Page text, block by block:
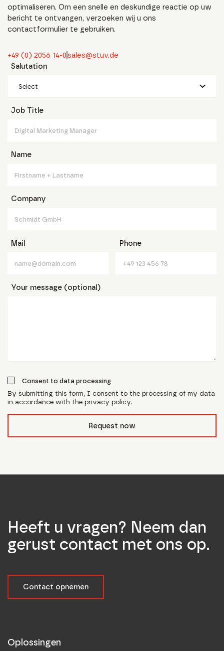
optimaliseren. Om een snelle en deskundige reactie op uw
bericht te ontvangen, verzoeken wij u ons
contactformulier te gebruiken.
+49 (0) 2056 14-0sales@stuv.de
Salutation
Select
Job Title
Name
Company
Mail Phone
Your message (optional)
Consent to data processing
By submitting this form, I consent to the processing of my data
in accordance with the privacy policy.
Request now
Heeft u vragen? Neem dan
gerust contact met ons op.
Contact opnemen
Oplossingen